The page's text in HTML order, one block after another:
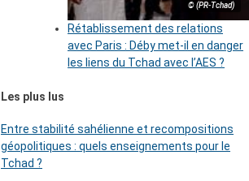
© (PR-Tchad)
Rétablissement des relations
avec Paris : Déby met-il en danger
les liens du Tchad avec l’AES ?
Les plus lus
Entre stabilité sahélienne et recompositions
géopolitiques : quels enseignements pour le
Tchad ?